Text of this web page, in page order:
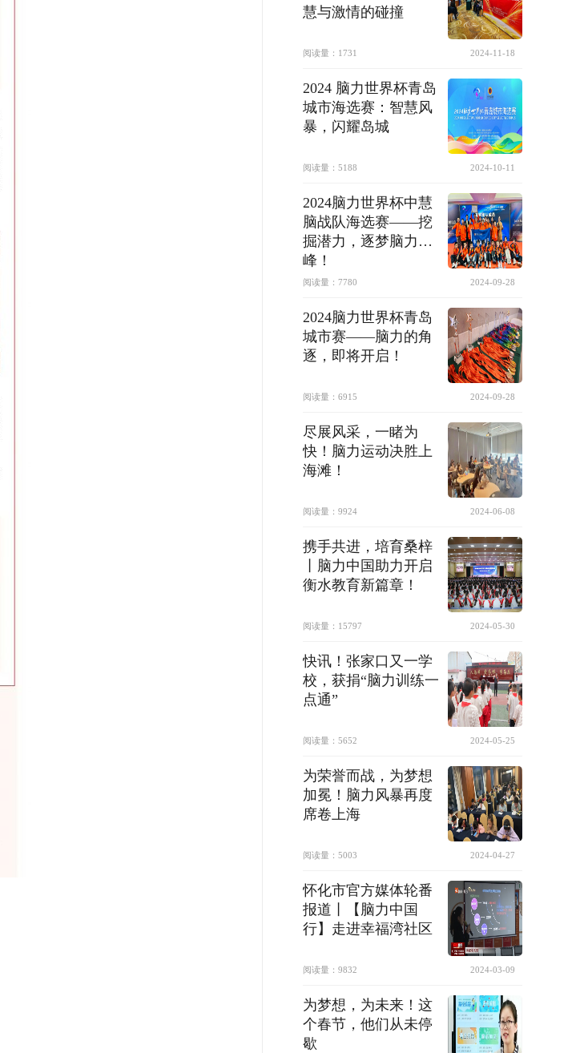
慧与激情的碰撞
阅读量： 1731 2024-11-18
2024 脑力世界杯青岛
城市海选赛：智慧风
暴，闪耀岛城
阅读量： 5188 2024-10-11
2024脑力世界杯中慧
脑战队海选赛——挖
掘潜力，逐梦脑力巅
峰！
阅读量： 7780 2024-09-28
2024脑力世界杯青岛
城市赛——脑力的角
逐，即将开启！
阅读量： 6915 2024-09-28
尽展风采，一睹为
快！脑力运动决胜上
海滩！
阅读量： 9924 2024-06-08
携手共进，培育桑梓
丨脑力中国助力开启
衡水教育新篇章！
阅读量： 15797 2024-05-30
快讯！张家口又一学
校，获捐“脑力训练一
点通”
阅读量： 5652 2024-05-25
为荣誉而战，为梦想
加冕！脑力风暴再度
席卷上海
阅读量： 5003 2024-04-27
怀化市官方媒体轮番
报道丨【脑力中国
行】走进幸福湾社区
阅读量： 9832 2024-03-09
为梦想，为未来！这
个春节，他们从未停
歇